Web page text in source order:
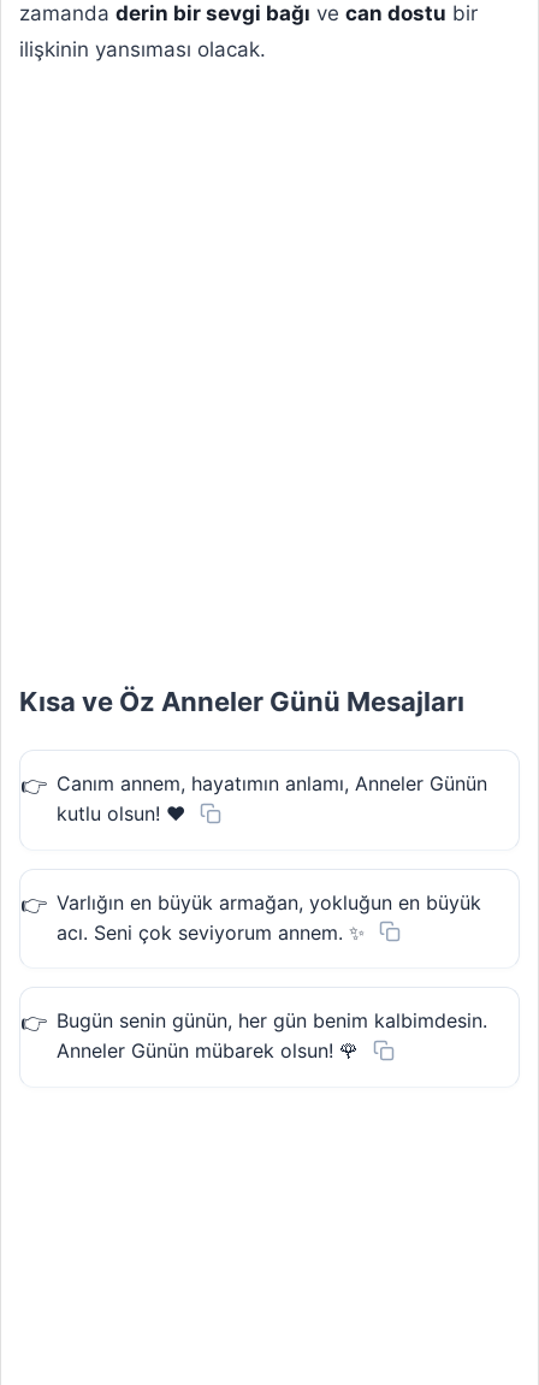
zamanda derin bir sevgi bağı ve can dostu bir
ilişkinin yansıması olacak.
Kısa ve Öz Anneler Günü Mesajları
Canım annem, hayatımın anlamı, Anneler Günün
kutlu olsun! ❤️
Varlığın en büyük armağan, yokluğun en büyük
acı. Seni çok seviyorum annem. ✨
Bugün senin günün, her gün benim kalbimdesin.
Anneler Günün mübarek olsun! 🌹